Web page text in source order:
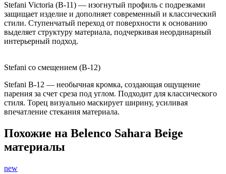
Stefani Victoria (B-11) — изогнутый профиль с подрезками
защищает изделие и дополняет современный и классический
стили. Ступенчатый переход от поверхности к основанию
выделяет структуру материала, подчеркивая неординарный
интерьерный подход.
Stefani со смещением (B-12)
Stefani B-12 — необычная кромка, создающая ощущение
парения за счет среза под углом. Подходит для классического
стиля. Торец визуально маскирует ширину, усиливая
впечатление стекания материала.
Похожие на Belenco Sahara Beige
материалы
new